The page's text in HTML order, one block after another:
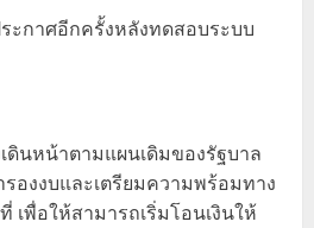
ะกาศอีกครั้งหลังทดสอบระบบ
เดินหน้าตามแผนเดิมของรัฐบาล
องงบและเตรียมความพร้อมทาง
เพื่อให้สามารถเริ่มโอนเงินให้